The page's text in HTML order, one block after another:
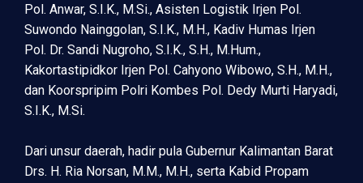
Pol. Anwar, S.I.K., M.Si., Asisten Logistik Irjen Pol.
Suwondo Nainggolan, S.I.K., M.H., Kadiv Humas Irjen
Pol. Dr. Sandi Nugroho, S.I.K., S.H., M.Hum.,
Kakortastipidkor Irjen Pol. Cahyono Wibowo, S.H., M.H.,
dan Koorspripim Polri Kombes Pol. Dedy Murti Haryadi,
S.I.K., M.Si.
Dari unsur daerah, hadir pula Gubernur Kalimantan Barat
Drs. H. Ria Norsan, M.M., M.H., serta Kabid Propam